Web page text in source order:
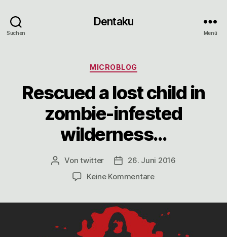
Suchen
Dentaku
Menü
Kategorien
MICROBLOG
Rescued a lost child in
zombie-infested
wilderness…
Beitragsautor
Vontwitter Veröffentlichungsdatum
26. Juni 2016
Keine Kommentarezu
child
in